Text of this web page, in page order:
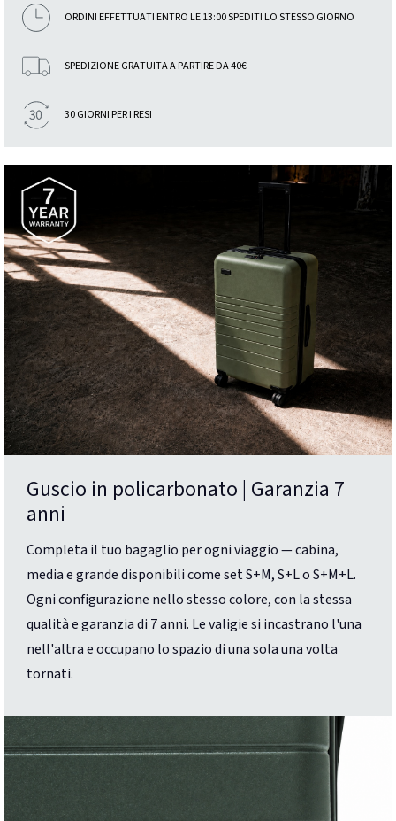
ORDINI EFFETTUATI ENTRO LE 13:00 SPEDITI LO STESSO GIORNO
SPEDIZIONE GRATUITA A PARTIRE DA 40€
30 GIORNI PER I RESI
Guscio in policarbonato | Garanzia 7
anni
Completa il tuo bagaglio per ogni viaggio — cabina,
media e grande disponibili come set S+M, S+L o S+M+L.
Ogni configurazione nello stesso colore, con la stessa
qualità e garanzia di 7 anni. Le valigie si incastrano l'una
nell'altra e occupano lo spazio di una sola una volta
tornati.